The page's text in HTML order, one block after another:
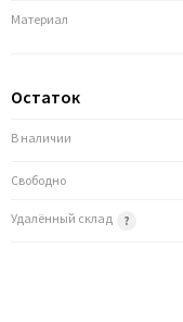
Материал
Остаток
В наличии
Свободно
Удалённый склад